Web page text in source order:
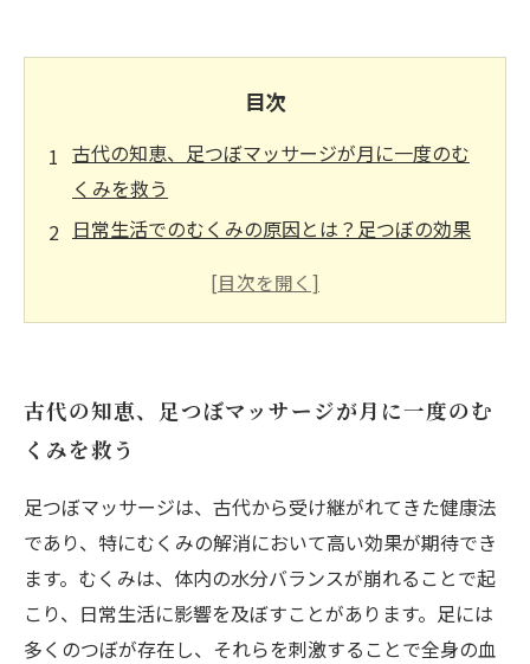
目次
古代の知恵、足つぼマッサージが月に一度のむ
くみを救う
日常生活でのむくみの原因とは？足つぼの効果
足つぼを学ぶ：簡単にできる自宅マッサージテ
よう
むくみ解消に向けた足つぼの実践！健康的な生
足の健康が全身に与える影響：むくみ解消の新
たな視点
足つぼで実現するむくみ改善：あなたも今日か
ら始めよう
古代の知恵、足つぼマッサージが月に一度のむ
くみを救う
足つぼマッサージは、古代から受け継がれてきた健康法
であり、特にむくみの解消において高い効果が期待でき
ます。むくみは、体内の水分バランスが崩れることで起
こり、日常生活に影響を及ぼすことがあります。足には
多くのつぼが存在し、それらを刺激することで全身の血